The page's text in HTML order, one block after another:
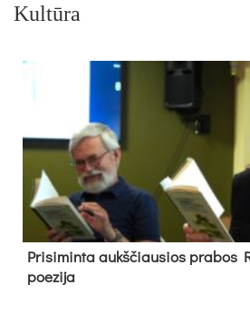
Kultūra
Pri­si­min­ta aukš­čiau­sios pra­bos
poe­zi­ja